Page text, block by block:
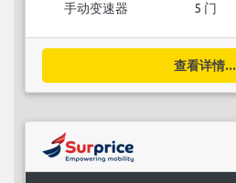
手动变速器 5 门
查看详情...